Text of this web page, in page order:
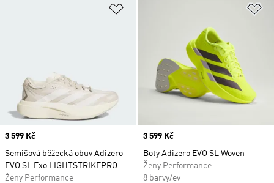
Price
3 599 Kč
Semišová běžecká obuv Adizero
EVO SL Exo LIGHTSTRIKEPRO
Ženy Performance
Price
3 599 Kč
Boty Adizero EVO SL Woven
Ženy Performance
8 barvy/ev